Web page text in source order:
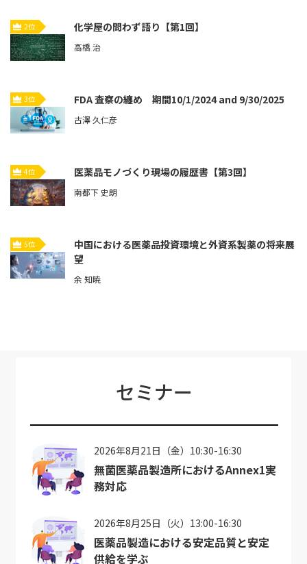
2位 化学屋の問わず語り【第1回】
高橋 治
3位 FDA 査察の纏め 期間10/1/2024 and 9/30/2025
古澤 久仁彦
4位 医薬品モノづくり現場の履歴書【第3回】
南都下 史朗
5位
中国における医薬品投資環境と外資系製薬の将来展
望
余 知暁
セミナー
2026年8月21日（金）10:30-16:30
無菌医薬品製造所におけるAnnex1実
務対応
2026年8月25日（火）13:00-16:30
医薬品製造における安定品質と安定
供給を学ぶ